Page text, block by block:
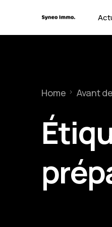
Home Avant